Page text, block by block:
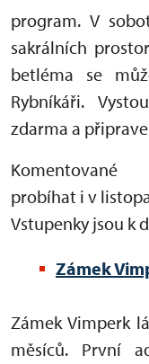
program. V
sakrálních
betléma se
Rybníkáři.
zdarma a
probíhat i v
Vstupenky jsou k
Zámek
Zámek Vimperk
měsíců. První